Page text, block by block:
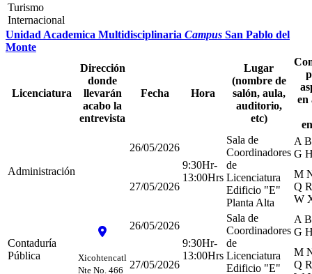
Turismo
Internacional
Unidad Academica Multidisciplinaria Campus San Pablo del
Monte
Licenciatura
Dirección
donde
llevarán
acabo la
entrevista
Fecha Hora
Lugar
(nombre de
salón, aula,
auditorio,
etc)
en
Administración
Xicohtencatl
Nte No. 466
26/05/2026
9:30Hr-
13:00Hrs
Sala de
Coordinadores
de
Licenciatura
Edificio "E"
Planta Alta
A
G
27/05/2026
M
Q
W
Contaduría
Pública
26/05/2026
9:30Hr-
13:00Hrs
Sala de
Coordinadores
de
Licenciatura
Edificio "E"
A
G
27/05/2026
M
Q